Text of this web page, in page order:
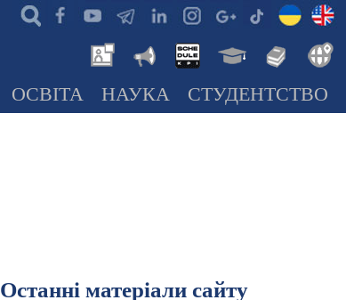
ОСВІТА НАУКА СТУДЕНТСТВО
Останні матеріали сайту